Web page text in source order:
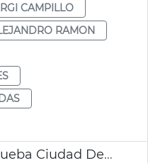
CAMPILLO
RAMON
Consejo Ministros aprueba Ciudad Deportiva Levante UD